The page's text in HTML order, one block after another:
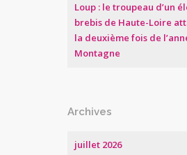
Loup : le troupeau d’un
brebis de Haute-Loire
la deuxième fois de
Montagne
Archives
juillet 2026